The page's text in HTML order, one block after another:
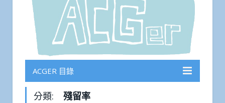
ACGER 目錄
分類: 殘留率